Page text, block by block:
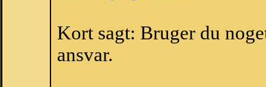
Kort sagt: Bruger du
ansvar.